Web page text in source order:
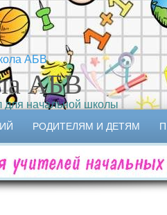
АБВ
для начальной школы
РОДИТЕЛЯМ И ДЕТЯМ